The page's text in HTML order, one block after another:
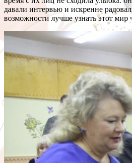
давали интервью и искренне
возможности лучше узнать этот мир